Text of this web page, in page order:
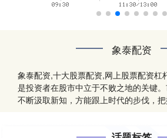
象泰配资
象泰配资,十大股票配资,网上股票配资杠
是投资者在股市中立于不败之地的关键
不断汲取新知，方能跟上时代的步伐，把